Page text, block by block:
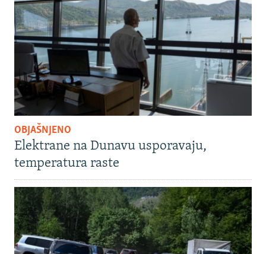
OBJAŠNJENO
Elektrane na Dunavu usporavaju,
temperatura raste